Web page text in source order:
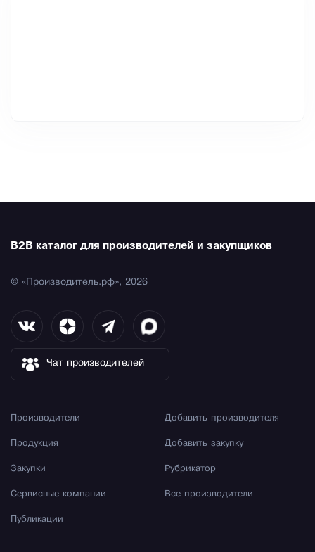
B2B каталог для производителей и закупщиков
© «Производитель.рф», 2026
Чат производителей
Производители
Продукция
Закупки
Сервисные компании
Публикации
Добавить производителя
Добавить закупку
Рубрикатор
Все производители